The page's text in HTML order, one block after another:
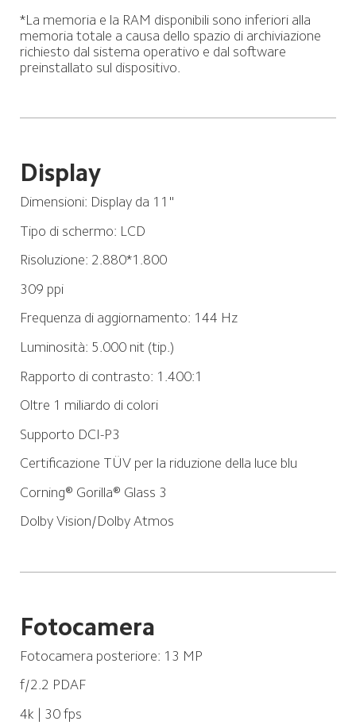
*La memoria e la RAM disponibili sono inferiori alla
memoria totale a causa dello spazio di archiviazione
richiesto dal sistema operativo e dal software
preinstallato sul dispositivo.
Display
Dimensioni: Display da 11"
Tipo di schermo: LCD
Risoluzione: 2.880*1.800
309 ppi
Frequenza di aggiornamento: 144 Hz
Luminosità: 5.000 nit (tip.)
Rapporto di contrasto: 1.400:1
Oltre 1 miliardo di colori
Supporto DCI-P3
Certificazione TÜV per la riduzione della luce blu
Corning® Gorilla® Glass 3
Dolby Vision/Dolby Atmos
Fotocamera
Fotocamera posteriore: 13 MP
f/2.2 PDAF
4k | 30 fps